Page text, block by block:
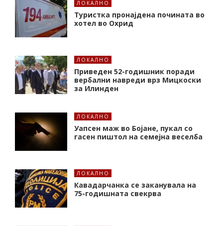
ЛОКАЛНО
Туристка пронајдена почината во
хотел во Охрид
ЛОКАЛНО
Приведен 52-годишник поради
вербални навреди врз Мицкоски
за Илинден
ЛОКАЛНО
Уапсен маж во Бојане, пукал со
гасен пиштол на семејна веселба
ЛОКАЛНО
Кавадарчанка се заканувала на
75-годишната свекрва